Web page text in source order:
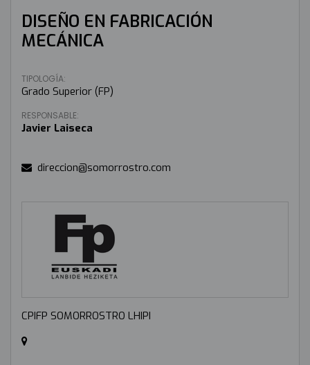
DISEÑO EN FABRICACIÓN
MECÁNICA
TIPOLOGÍA:
Grado Superior (FP)
RESPONSABLE:
Javier Laiseca
direccion@somorrostro.com
CPIFP SOMORROSTRO LHIPI